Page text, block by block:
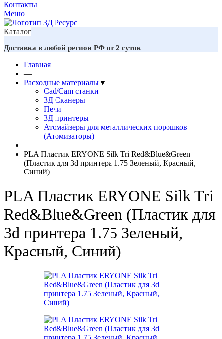
Контакты
Меню
Каталог
Доставка в любой регион РФ от 2 суток
Главная
—
Расходные материалы▼
Cad/Cam станки
3Д Сканеры
Печи
3Д принтеры
Атомайзеры для металлических порошков
(Атомизаторы)
—
PLA Пластик ERYONE Silk Tri Red&Blue&Green
(Пластик для 3d принтера 1.75 Зеленый, Красный,
Синий)
PLA Пластик ERYONE Silk Tri
Red&Blue&Green (Пластик для
3d принтера 1.75 Зеленый,
Красный, Синий)